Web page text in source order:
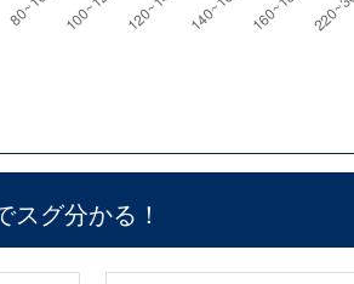
グ分かる！